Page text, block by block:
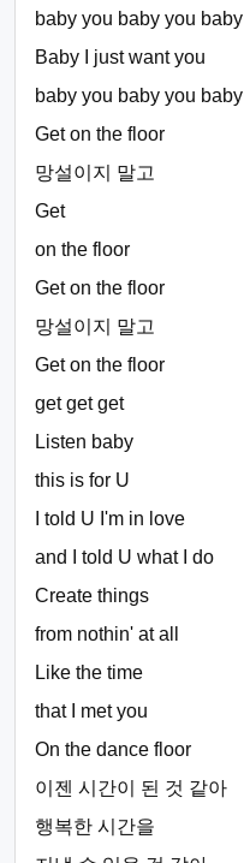
baby you baby you baby
Baby I just want you
baby you baby you baby
Get on the floor
망설이지 말고
Get
on the floor
Get on the floor
망설이지 말고
Get on the floor
get get get
Listen baby
this is for U
I told U I'm in love
and I told U what I do
Create things
from nothin' at all
Like the time
that I met you
On the dance floor
이젠 시간이 된 것 같아
행복한 시간을